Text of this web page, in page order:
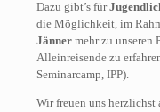
Dazu gibt’s für
die Möglichkeit, im
Jänner mehr zu unseren
Alleinreisende zu
Seminarcamp, IPP).
Wir freuen uns